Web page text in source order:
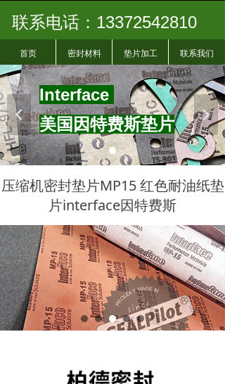
首页 密封材料 垫片加工 联系我们
联系电话：13372542810
Interface
美国因特费斯垫片
넳 넲
压缩机密封垫片MP15 红色耐油纸垫
片interface因特费斯